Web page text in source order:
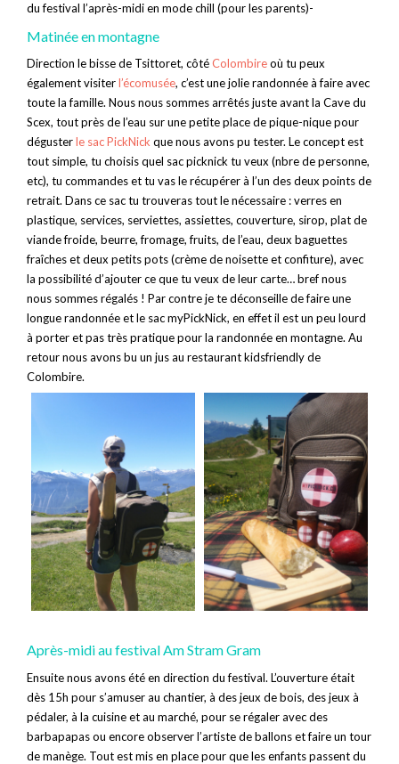
du festival l’après-midi en mode chill (pour les parents)-
Matinée en montagne
Direction le bisse de Tsittoret, côtéColombireoù tu peux
également visiterl’écomusée, c’est une jolie randonnée à faire avec
toute la famille. Nous nous sommes arrêtés juste avant la Cave du
Scex, tout près de l’eau sur une petite place de pique-nique pour
dégusterle sac PickNick que nous avons pu tester. Le concept est
tout simple, tu choisis quel sac picknick tu veux (nbre de personne,
etc), tu commandes et tu vas le récupérer à l’un des deux points de
retrait. Dans ce sac tu trouveras tout le nécessaire : verres en
plastique, services, serviettes, assiettes, couverture, sirop, plat de
viande froide, beurre, fromage, fruits, de l’eau, deux baguettes
fraîches et deux petits pots (crème de noisette et confiture), avec
la possibilité d’ajouter ce que tu veux de leur carte… bref nous
nous sommes régalés ! Par contre je te déconseille de faire une
longue randonnée et le sac myPickNick, en effet il est un peu lourd
à porter et pas très pratique pour la randonnée en montagne. Au
retour nous avons bu un jus au restaurant kidsfriendly de
Colombire.
Après-midi au festival Am Stram Gram
Ensuite nous avons été en direction du festival. L’ouverture était
dès 15h pour s’amuser au chantier, à des jeux de bois, des jeux à
pédaler, à la cuisine et au marché, pour se régaler avec des
barbapapas ou encore observer l’artiste de ballons et faire un tour
de manège. Tout est mis en place pour que les enfants passent du